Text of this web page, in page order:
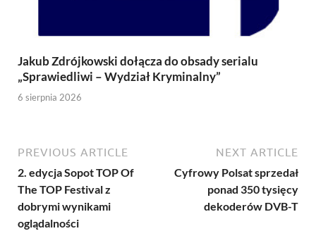
Jakub Zdrójkowski dołącza do obsady serialu
„Sprawiedliwi – Wydział Kryminalny”
6 sierpnia 2026
PREVIOUS ARTICLE
2. edycja Sopot TOP Of
The TOP Festival z
dobrymi wynikami
oglądalności
NEXT ARTICLE
Cyfrowy Polsat sprzedał
ponad 350 tysięcy
dekoderów DVB-T